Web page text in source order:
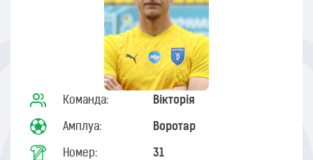
Команда: Вікторія
Амплуа: Воротар
Номер: 31